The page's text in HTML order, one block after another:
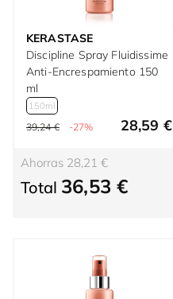
KERASTASE
Discipline Spray Fluidissime
Anti-Encrespamiento 150
ml
150ml
39,24 € -27% 28,59 €
Ahorras 28,21 €
Total 36,53 €